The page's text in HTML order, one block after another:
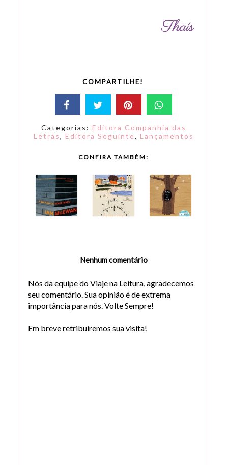
COMPARTILHE!
Categorias: Editora Companhia das
Letras, Editora Seguinte, Lançamentos
CONFIRA TAMBÉM:
Nenhum comentário
Nós da equipe do Viaje na Leitura, agradecemos
seu comentário. Sua opinião é de extrema
importância para nós. Volte Sempre!
Em breve retribuiremos sua visita!